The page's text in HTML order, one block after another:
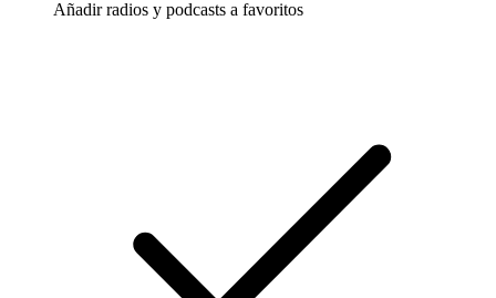
Añadir radios y podcasts a favoritos